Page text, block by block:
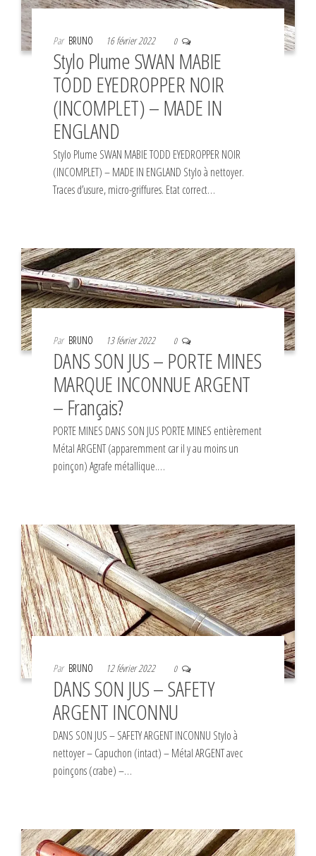
Par BRUNO 16 février 2022 0
Stylo Plume SWAN MABIE
TODD EYEDROPPER NOIR
(INCOMPLET) – MADE IN
ENGLAND
Stylo Plume SWAN MABIE TODD EYEDROPPER NOIR
(INCOMPLET) – MADE IN ENGLAND Stylo à nettoyer.
Traces d’usure, micro-griffures. Etat correct…
Par BRUNO 13 février 2022 0
DANS SON JUS – PORTE MINES
MARQUE INCONNUE ARGENT
– Français?
PORTE MINES DANS SON JUS PORTE MINES entièrement
Métal ARGENT (apparemment car il y au moins un
poinçon) Agrafe métallique.…
Par BRUNO 12 février 2022 0
DANS SON JUS – SAFETY
ARGENT INCONNU
DANS SON JUS – SAFETY ARGENT INCONNU Stylo à
nettoyer – Capuchon (intact) – Métal ARGENT avec
poinçons (crabe) –…